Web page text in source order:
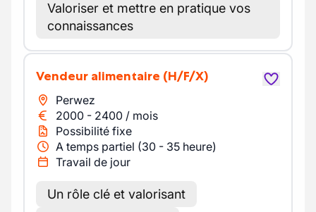
Valoriser et mettre en pratique vos
connaissances
Vendeur alimentaire (H/F/X)
Perwez
2000 - 2400 / mois
Possibilité fixe
A temps partiel (30 - 35 heure)
Travail de jour
Un rôle clé et valorisant